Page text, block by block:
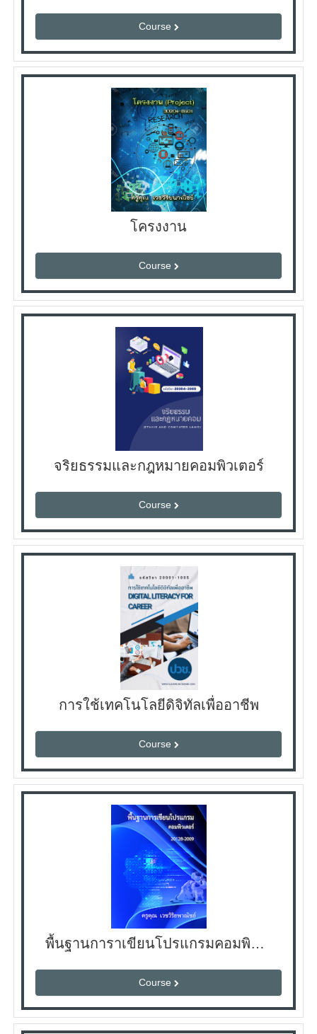
Course
โครงงาน
Course
จริยธรรมและกฎหมายคอมพิวเตอร์
Course
การใช้เทคโนโลยีดิจิทัลเพื่ออาชีพ
Course
พื้นฐานการาเขียนโปรแกรมคอมพิวเตอร์
Course